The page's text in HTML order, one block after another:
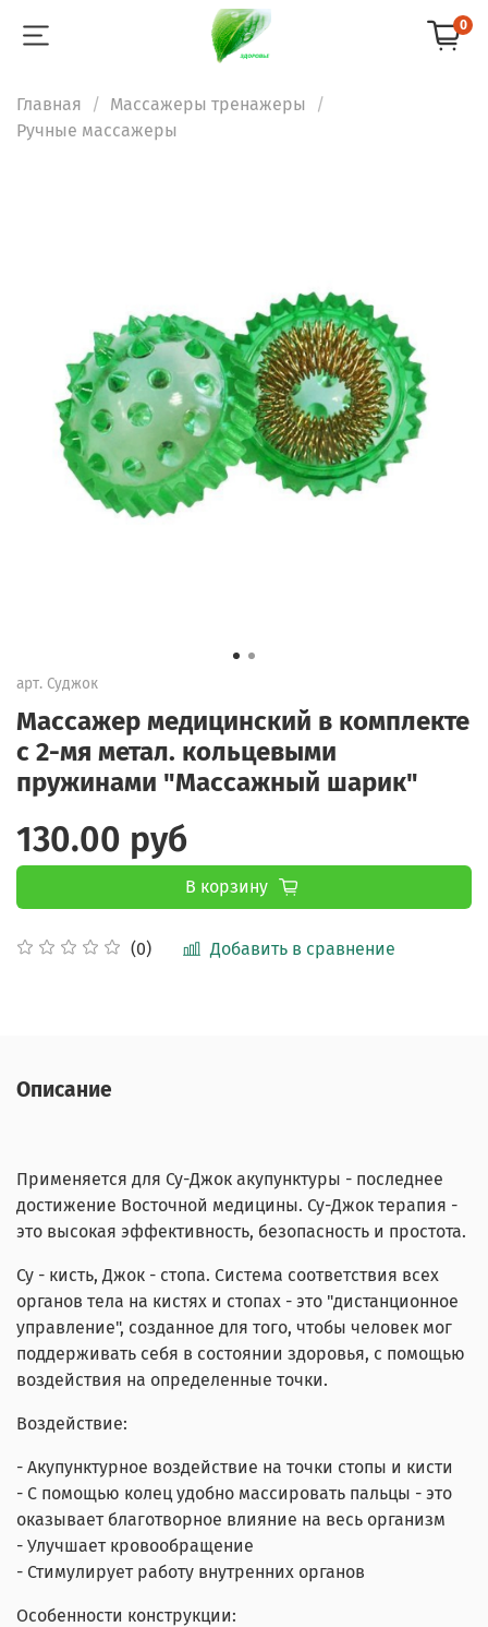
0
Главная
Массажеры тренажеры
Ручные массажеры
арт. Суджок
Массажер медицинский в комплекте
с 2-мя метал. кольцевыми
пружинами "Массажный шарик"
(0) Добавить в сравнение
130.00 руб
В корзину
Описание
Применяется для Су-Джок акупунктуры - последнее
достижение Восточной медицины. Су-Джок терапия -
это высокая эффективность, безопасность и простота.
Су - кисть, Джок - стопа. Система соответствия всех
органов тела на кистях и стопах - это "дистанционное
управление", созданное для того, чтобы человек мог
поддерживать себя в состоянии здоровья, с помощью
воздействия на определенные точки.
Воздействие:
- Акупунктурное воздействие на точки стопы и кисти
- С помощью колец удобно массировать пальцы - это
оказывает благотворное влияние на весь организм
- Улучшает кровообращение
- Стимулирует работу внутренних органов
Особенности конструкции: